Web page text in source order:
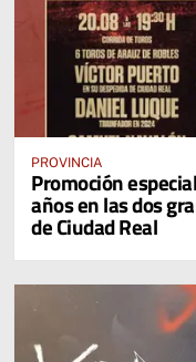
PROVINCIA
Promoción
años en las dos
de Ciudad Real